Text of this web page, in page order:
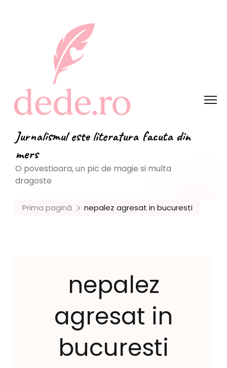
Jurnalismul este literatura facuta din
mers
O povestioara, un pic de magie si multa
dragoste
Prima pagină nepalez agresat in bucuresti
nepalez
agresat in
bucuresti